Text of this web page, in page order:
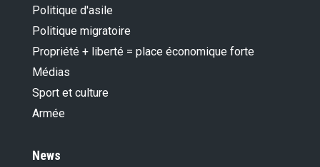
Politique d'asile
Politique migratoire
Propriété + liberté = place économique forte
Médias
Sport et culture
Armée
News